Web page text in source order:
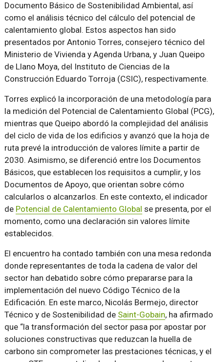
Documento Básico de Sostenibilidad Ambiental, así
como el análisis técnico del cálculo del potencial de
calentamiento global. Estos aspectos han sido
presentados por Antonio Torres, consejero técnico del
Ministerio de Vivienda y Agenda Urbana, y Juan Queipo
de Llano Moya, del Instituto de Ciencias de la
Construcción Eduardo Torroja (CSIC), respectivamente.
Torres explicó la incorporación de una metodología para
la medición del Potencial de Calentamiento Global (PCG),
mientras que Queipo abordó la complejidad del análisis
del ciclo de vida de los edificios y avanzó que la hoja de
ruta prevé la introducción de valores límite a partir de
2030. Asimismo, se diferenció entre los Documentos
Básicos, que establecen los requisitos a cumplir, y los
Documentos de Apoyo, que orientan sobre cómo
calcularlos o alcanzarlos. En este contexto, el indicador
de Potencial de Calentamiento Global se presenta, por el
momento, como una declaración sin valores límite
establecidos.
El encuentro ha contado también con una mesa redonda
donde representantes de toda la cadena de valor del
sector han debatido sobre cómo prepararse para la
implementación del nuevo Código Técnico de la
Edificación. En este marco, Nicolás Bermejo, director
Técnico y de Sostenibilidad de Saint-Gobain, ha afirmado
que “la transformación del sector pasa por apostar por
soluciones constructivas que reduzcan la huella de
carbono sin comprometer las prestaciones técnicas, y el